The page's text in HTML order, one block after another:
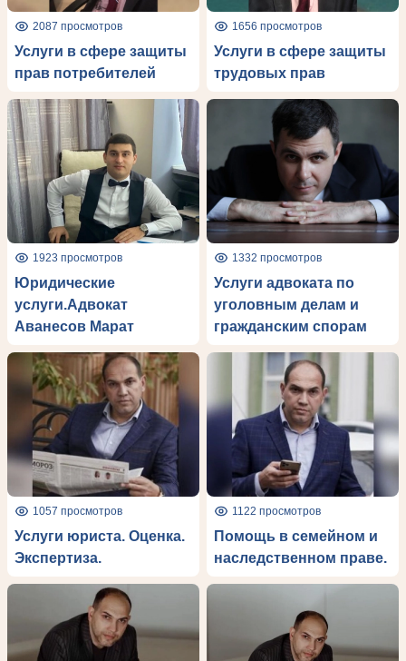
2087 просмотров
Услуги в сфере защиты
прав потребителей
1656 просмотров
Услуги в сфере защиты
трудовых прав
1923 просмотров
Юридические
услуги.Адвокат
Аванесов Марат
1332 просмотров
Услуги адвоката по
уголовным делам и
гражданским спорам
1057 просмотров
Услуги юриста. Оценка.
Экспертиза.
1122 просмотров
Помощь в семейном и
наследственном праве.